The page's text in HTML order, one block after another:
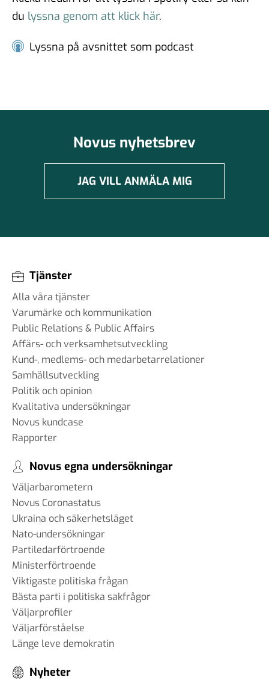
bygga broar mellan grupper i
03 jun 2025
#94 - Patrik Thunholm -
samhällskommunikation
#93 - Brit Stakston -
30 apr 2025
#92 - Ann-Thérese Enarsson -
aspekter som påverkar
arbetslivet för tjänstemän
11 apr 2025
extremism
#90 Martin Svensson - Hur
påverkar AI samhället – och
hur anpassar vi oss?
18 mar 2025
#89 Günther Mårder -
företagsklimatet i Sverige
du lyssna genom att klick här.
Lyssna på avsnittet som podcast
Novus nyhetsbrev
JAG VILL ANMÄLA MIG
Tjänster
Alla våra tjänster
Varumärke och kommunikation
Public Relations & Public Affairs
Affärs- och verksamhetsutveckling
Kund-, medlems- och medarbetarrelationer
Samhällsutveckling
Politik och opinion
Kvalitativa undersökningar
Novus kundcase
Rapporter
Novus egna undersökningar
Väljarbarometern
Novus Coronastatus
Ukraina och säkerhetsläget
Nato-undersökningar
Partiledarförtroende
Ministerförtroende
Viktigaste politiska frågan
Bästa parti i politiska sakfrågor
Väljarprofiler
Väljarförståelse
Länge leve demokratin
Nyheter